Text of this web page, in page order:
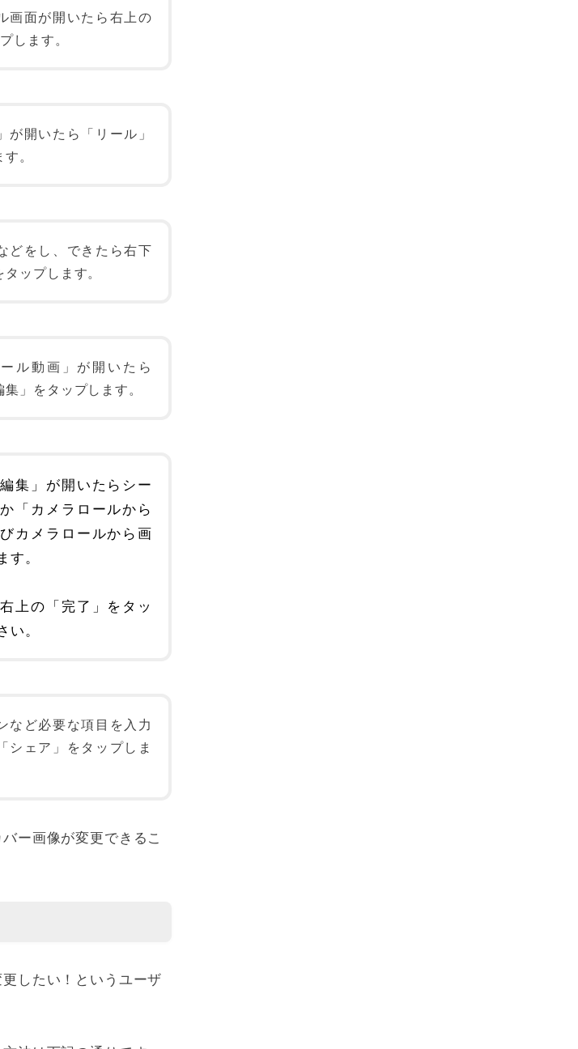
画面が開いたら右上の
します。
が開いたら「リール」
。
どをし、できたら右下
ップします。
ル動画」が開いたら
集」をタップします。
集」が開いたらシー
「カメラロールから
カメラロールから画
。
上の「完了」をタッ
。
など必要な項目を入力
シェア」をタップしま
ー画像が変更できるこ
したい！というユーザ